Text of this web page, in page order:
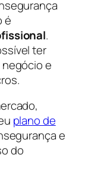
é
.
ter
negócio e
plano de
e
do